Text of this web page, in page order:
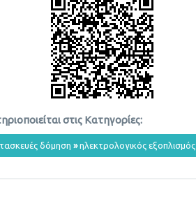
στις Κατηγορίες:
δόμηση »ηλεκτρολογικός εξοπλισμός